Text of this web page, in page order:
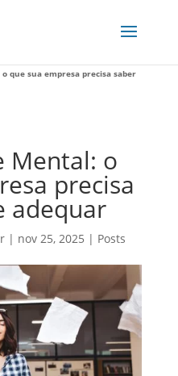
o que sua empresa precisa saber
Mental: o
precisa
adequar
| nov 25, 2025 | Posts